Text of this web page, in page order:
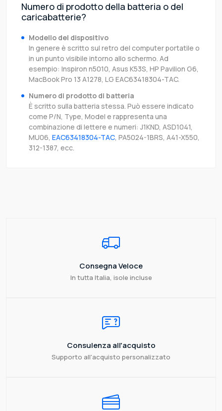
Numero di prodotto della batteria o del
caricabatterie?
Modello del dispositivo
In genere è scritto sul retro del computer portatile o
in un punto visibile intorno allo schermo. Ad
esempio: Inspiron n5010, Asus K53S, HP Pavilion G6,
MacBook Pro 13 A1278, LG EAC63418304-TAC.
Numero di prodotto di batteria
È scritto sulla batteria stessa. Può essere indicato
come P/N, Type, Model e rappresenta una
combinazione di lettere e numeri: J1KND, ASD1041,
MU06, EAC63418304-TAC, PA5024-1BRS, A41-X550,
312-1387, ecc.
Consegna Veloce
In tutta Italia, isole incluse
Consulenza all'acquisto
Supporto all'acquisto personalizzato